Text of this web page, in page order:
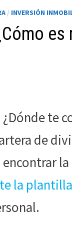
/ INVERSIÓN
te
de
te la plantilla